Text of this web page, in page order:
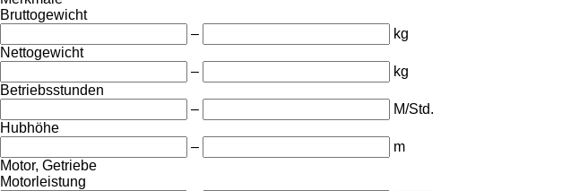
Bruttogewicht
–
kg
Nettogewicht
–
kg
Betriebsstunden
–
M/Std.
Hubhöhe
–
m
Motor, Getriebe
Motorleistung